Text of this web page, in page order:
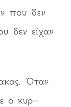
που δεν
δεν είχαν
Όταν
ο κυρ–